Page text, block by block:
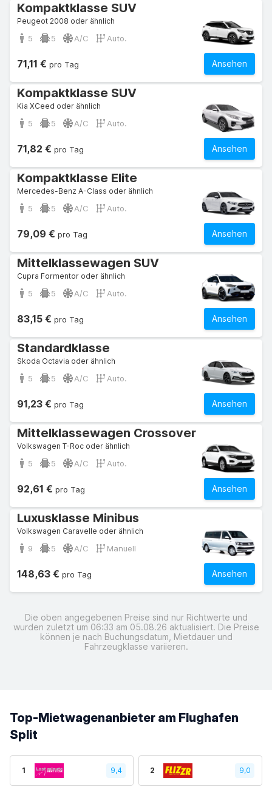
Kompaktklasse SUV
Peugeot 2008 oder ähnlich
5 5 A/C Auto.
Ansehen
71,11 € pro Tag
Kompaktklasse SUV
Kia XCeed oder ähnlich
5 5 A/C Auto.
Ansehen
71,82 € pro Tag
Kompaktklasse Elite
Mercedes-Benz A-Class oder ähnlich
5 5 A/C Auto.
Ansehen
79,09 € pro Tag
Mittelklassewagen SUV
Cupra Formentor oder ähnlich
5 5 A/C Auto.
Ansehen
83,15 € pro Tag
Standardklasse
Skoda Octavia oder ähnlich
5 5 A/C Auto.
Ansehen
91,23 € pro Tag
Mittelklassewagen Crossover
Volkswagen T-Roc oder ähnlich
5 5 A/C Auto.
Ansehen
92,61 € pro Tag
Luxusklasse Minibus
Volkswagen Caravelle oder ähnlich
9 5 A/C Manuell
Ansehen
148,63 € pro Tag
Die oben angegebenen Preise sind nur Richtwerte und
wurden zuletzt um 06:33 am 05.08.26 aktualisiert. Die Preise
können je nach Buchungsdatum, Mietdauer und
Fahrzeugklasse variieren.
Top-Mietwagenanbieter am Flughafen
Split
1 9,4 2 9,0